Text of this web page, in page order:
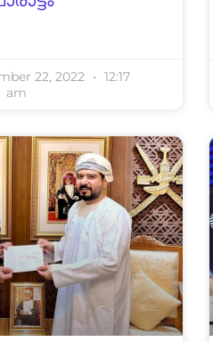
22, 2022
12:17
am